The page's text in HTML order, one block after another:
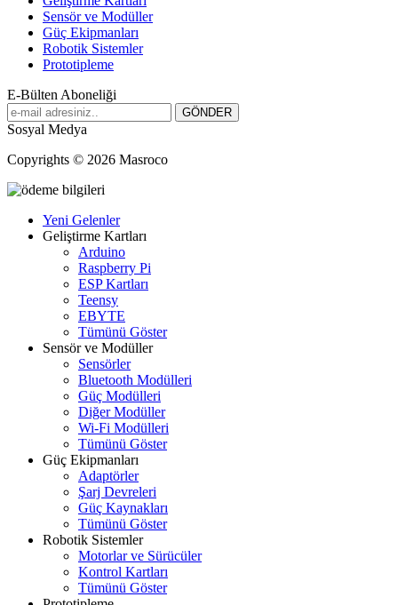
Sensör ve Modüller
Güç Ekipmanları
Robotik Sistemler
Prototipleme
E-Bülten Aboneliği
Sosyal Medya
Copyrights © 2026 Masroco
Yeni Gelenler
Geliştirme Kartları
Arduino
Raspberry Pi
ESP Kartları
Teensy
EBYTE
Tümünü Göster
Sensör ve Modüller
Sensörler
Bluetooth Modülleri
Güç Modülleri
Diğer Modüller
Wi-Fi Modülleri
Tümünü Göster
Güç Ekipmanları
Adaptörler
Şarj Devreleri
Güç Kaynakları
Tümünü Göster
Robotik Sistemler
Motorlar ve Sürücüler
Kontrol Kartları
Tümünü Göster